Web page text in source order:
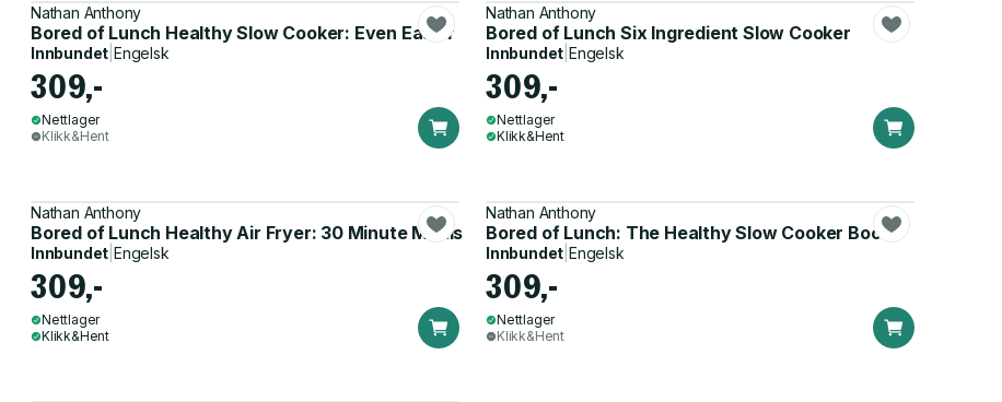
Nathan Anthony
Bored of Lunch Healthy Slow Cooker: Even Easier
Innbundet |Engelsk
309,-
Nettlager
Klikk&Hent
Nathan Anthony
Bored of Lunch Six Ingredient Slow Cooker
Innbundet |Engelsk
309,-
Nettlager
Klikk&Hent
Nathan Anthony
Bored of Lunch Healthy Air Fryer: 30 Minute Meals
Innbundet |Engelsk
309,-
Nettlager
Klikk&Hent
Nathan Anthony
Bored of Lunch: The Healthy Slow Cooker Book
Innbundet |Engelsk
309,-
Nettlager
Klikk&Hent